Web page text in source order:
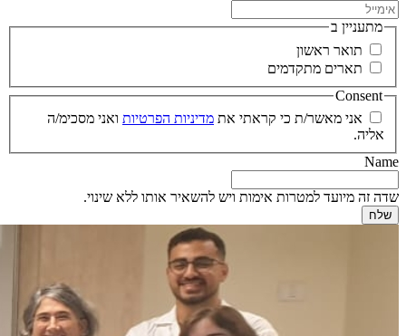
מתעניין ב
תואר ראשון
תארים מתקדמים
Consent
אני מאשר/ת כי קראתי את
מדיניות הפרטיות
ואני מסכימ/ה
אליה.
Name
שדה זה מיועד למטרות אימות ויש להשאיר אותו ללא שינוי.